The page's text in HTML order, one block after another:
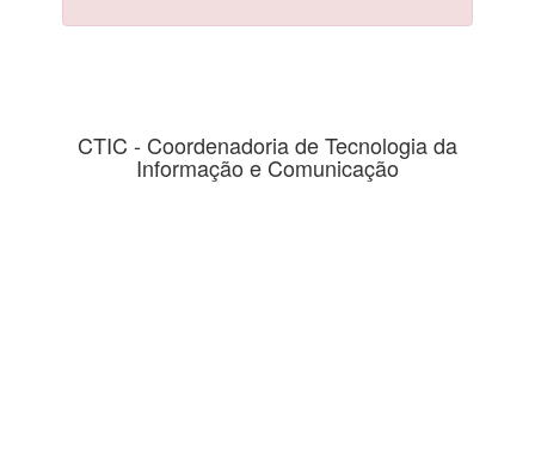
CTIC - Coordenadoria de Tecnologia da
Informação e Comunicação